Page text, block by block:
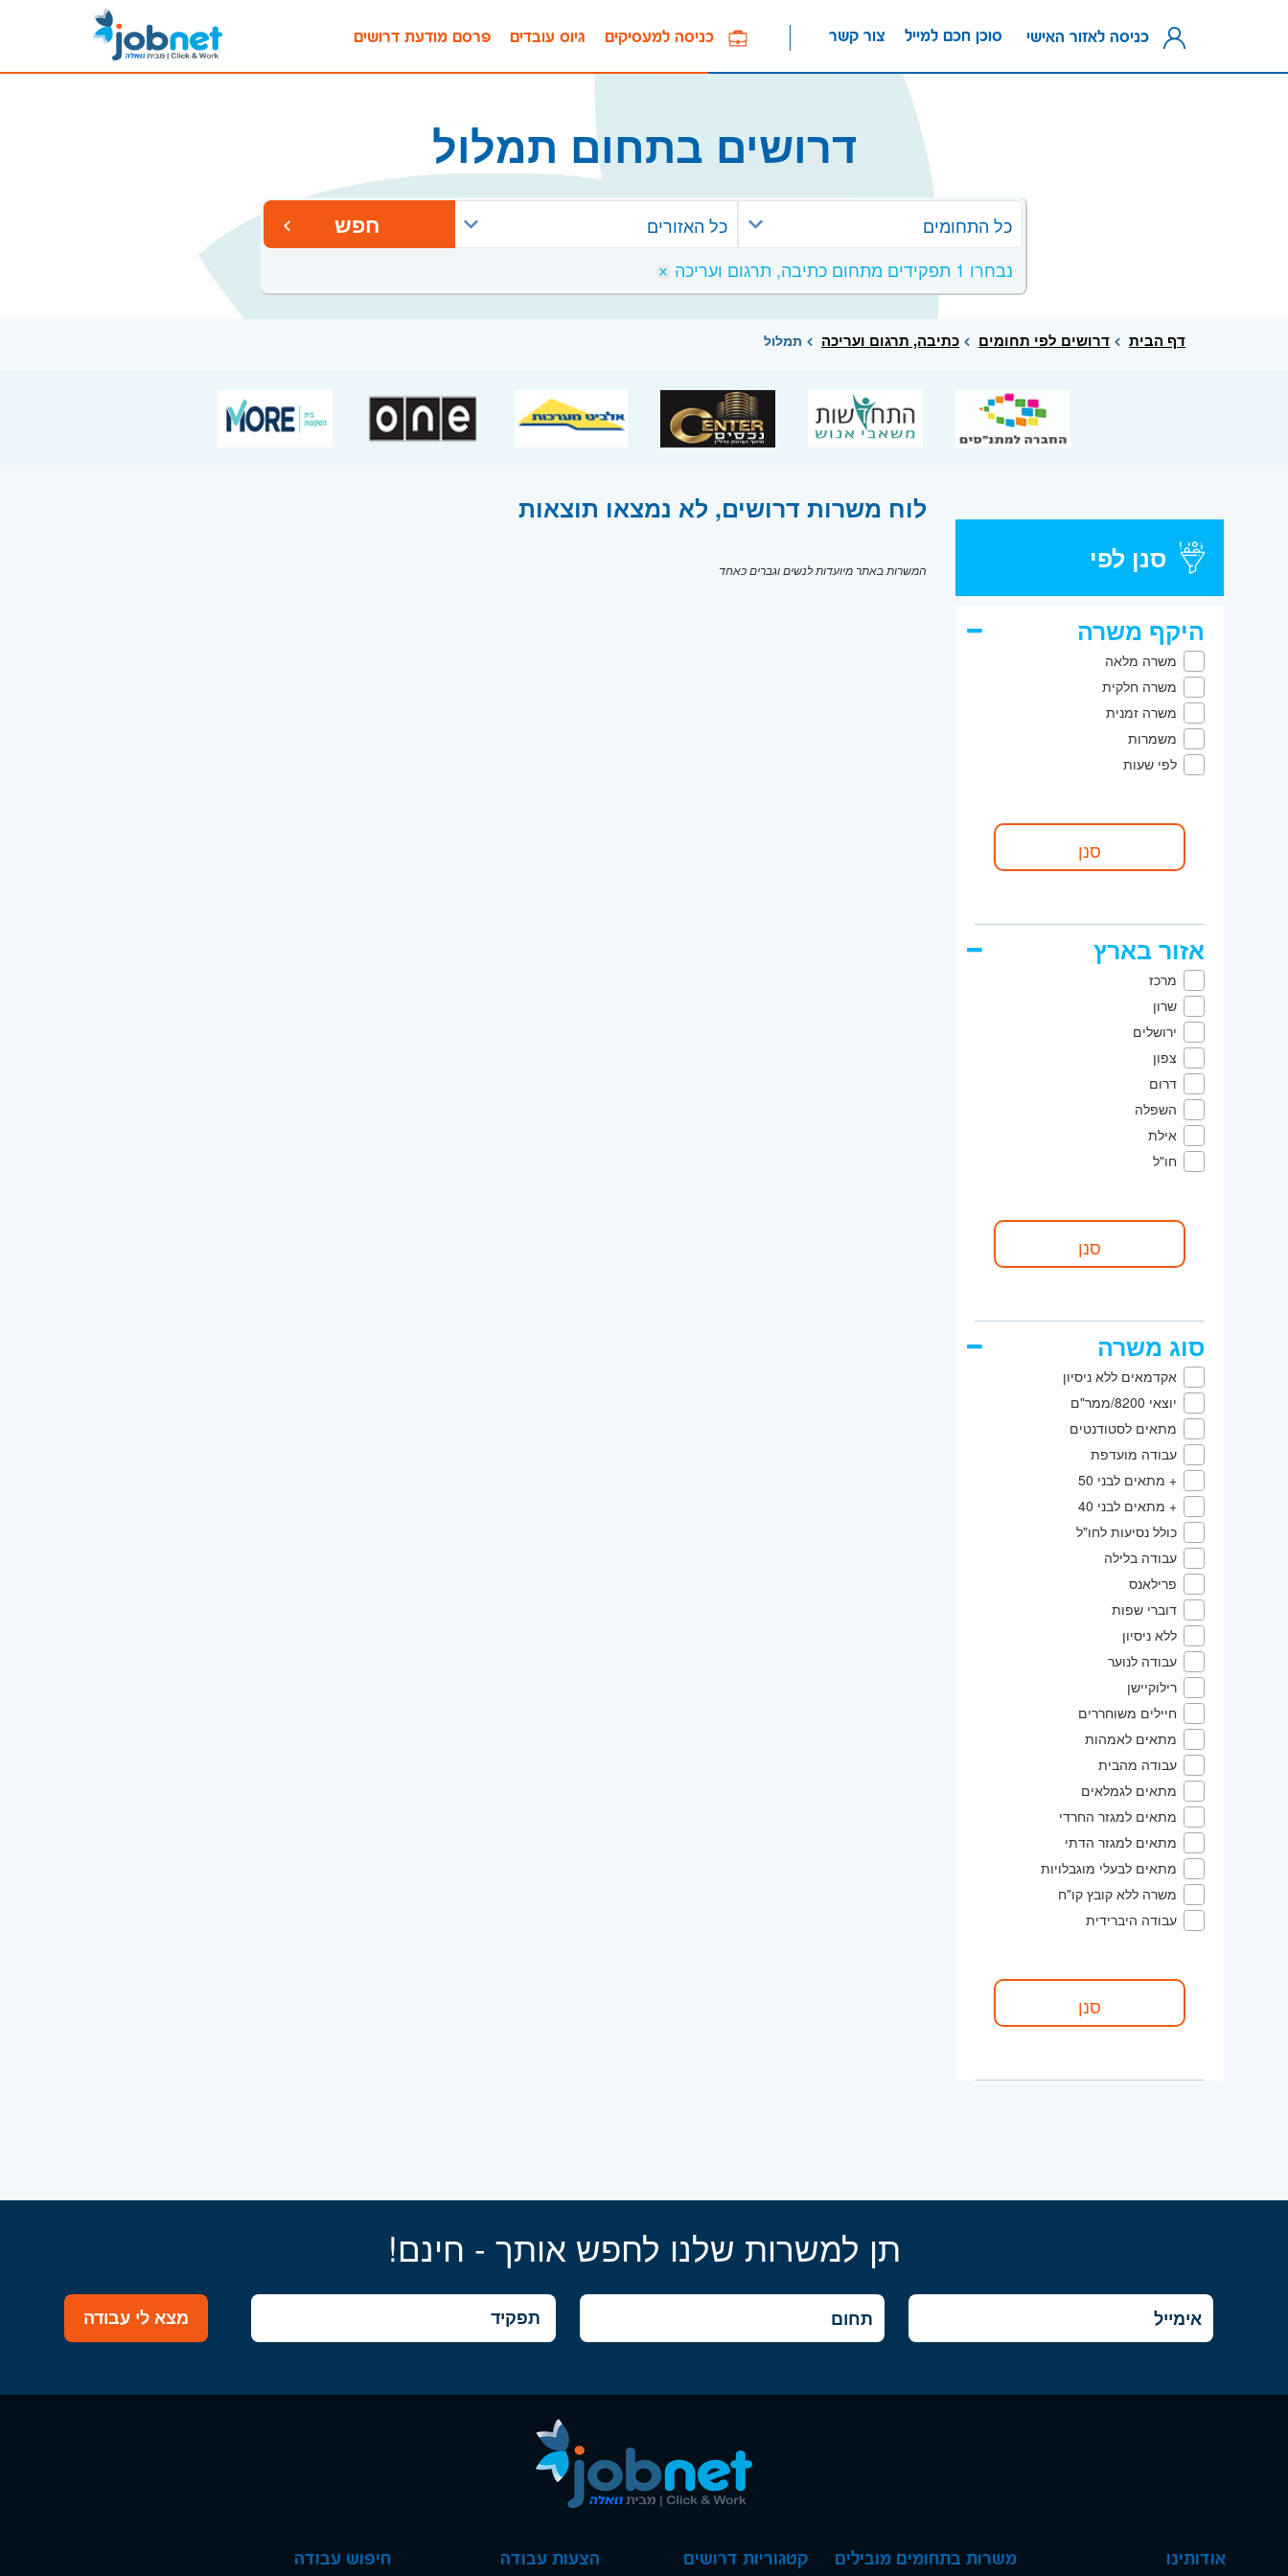
פרסם מודעת דרושים גיוס עובדים כניסה למעסיקים צור קשר סוכן חכם למייל כניסה לאזור האישי
דרושים בתחום תמלול
כל התחומים
כל האזורים
נבחרו 1 תפקידים מתחום כתיבה, תרגום ועריכה
חפש
דף הבית דרושים לפי תחומים כתיבה, תרגום ועריכה תמלול
סנן לפי
היקף משרה
משרה מלאה
משרה חלקית
משרה זמנית
משמרות
לפי שעות
אזור בארץ
מרכז
שרון
ירושלים
צפון
דרום
השפלה
אילת
חו"ל
סוג משרה
אקדמאים ללא ניסיון
יוצאי 8200/ממר"ם
מתאים לסטודנטים
עבודה מועדפת
+ מתאים לבני 50
+ מתאים לבני 40
כולל נסיעות לחו"ל
עבודה בלילה
פרילאנס
דוברי שפות
ללא ניסיון
עבודה לנוער
רילוקיישן
חיילים משוחררים
מתאים לאמהות
עבודה מהבית
מתאים לגמלאים
מתאים למגזר החרדי
מתאים למגזר הדתי
מתאים לבעלי מוגבלויות
משרה ללא קובץ קו"ח
עבודה היברידית
לוח משרות דרושים, לא נמצאו תוצאות
המשרות באתר מיועדות לנשים וגברים כאחד
תן למשרות שלנו לחפש אותך - חינם!
מצא לי עבודה
אודותינו משרות בתחומים מובילים
קטגוריות דרושים
הצעות עבודה חיפוש עבודה